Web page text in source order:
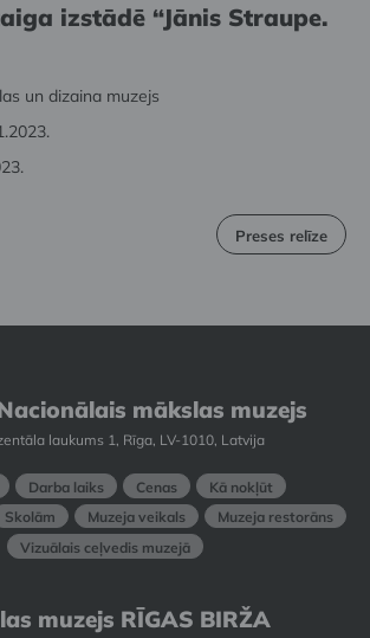
izstādē “Jānis Straupe.
un dizaina muzejs
Preses relīze
mākslas muzejs
laukums 1, Rīga, LV-1010, Latvija
Darba laiks Cenas
Kā nokļūt
Skolām Muzeja veikals
Muzeja restorāns
Vizuālais ceļvedis muzejā
muzejs RĪGAS BIRŽA